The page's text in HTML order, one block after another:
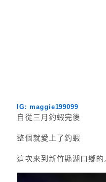
IG: maggie199099
自從三月釣蝦完後
整個就愛上了釣蝦
這次來到新竹縣湖口鄉